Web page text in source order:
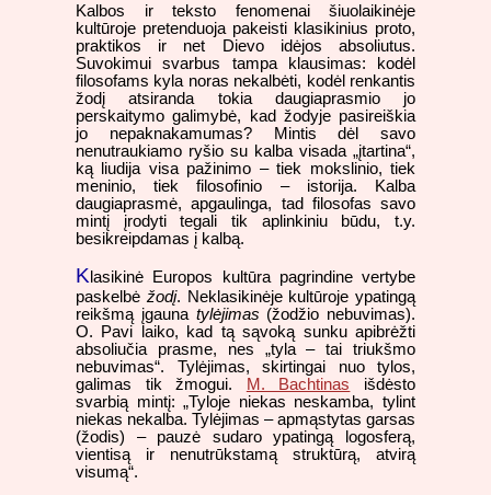
Kalbos ir teksto fenomenai šiuolaikinėje
kultūroje pretenduoja pakeisti klasikinius proto,
praktikos ir net Dievo idėjos absoliutus.
Suvokimui svarbus tampa klausimas: kodėl
filosofams kyla noras nekalbėti, kodėl renkantis
žodį atsiranda tokia daugiaprasmio jo
perskaitymo galimybė, kad žodyje pasireiškia
jo nepaknakamumas? Mintis dėl savo
nenutraukiamo ryšio su kalba visada „įtartina“,
ką liudija visa pažinimo – tiek mokslinio, tiek
meninio, tiek filosofinio – istorija. Kalba
daugiaprasmė, apgaulinga, tad filosofas savo
mintį įrodyti tegali tik aplinkiniu būdu, t.y.
besikreipdamas į kalbą.
Klasikinė Europos kultūra pagrindine vertybe
paskelbė žodį. Neklasikinėje kultūroje ypatingą
reikšmą įgauna tylėjimas (žodžio nebuvimas).
O. Pavi laiko, kad tą sąvoką sunku apibrėžti
absoliučia prasme, nes „tyla – tai triukšmo
nebuvimas“. Tylėjimas, skirtingai nuo tylos,
galimas tik žmogui. M. Bachtinas išdėsto
svarbią mintį: „Tyloje niekas neskamba, tylint
niekas nekalba. Tylėjimas – apmąstytas garsas
(žodis) – pauzė sudaro ypatingą logosferą,
vientisą ir nenutrūkstamą struktūrą, atvirą
visumą“.